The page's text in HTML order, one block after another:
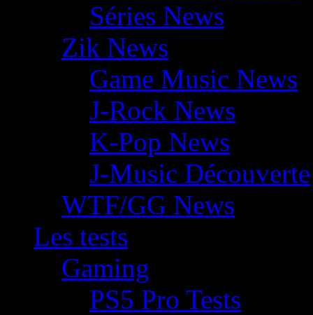
Séries News
Zik News
Game Music News
J-Rock News
K-Pop News
J-Music Découverte
WTF/GG News
Les tests
Gaming
PS5 Pro Tests